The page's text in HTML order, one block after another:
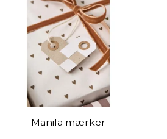
Manila mærker